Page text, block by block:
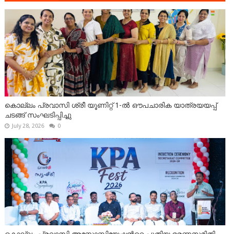
കൊല്ലം പ്രവാസി ശ്രീ യൂണിറ്റ് 1-ൽ ഔപചാരിക യാത്രയയപ്പ്
ചടങ്ങ് സംഘടിപ്പിച്ചു
July 28, 2026 0